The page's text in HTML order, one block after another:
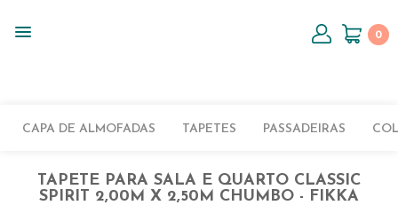
0
CAPA DE ALMOFADAS TAPETES PASSADEIRAS
TAPETE PARA SALA E QUARTO CLASSIC
SPIRIT 2,00M X 2,50M CHUMBO - FIKKA